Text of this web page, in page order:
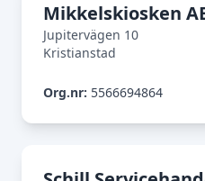
Mikkelskiosken
Jupitervägen 10
Kristianstad
Org.nr: 5566694864